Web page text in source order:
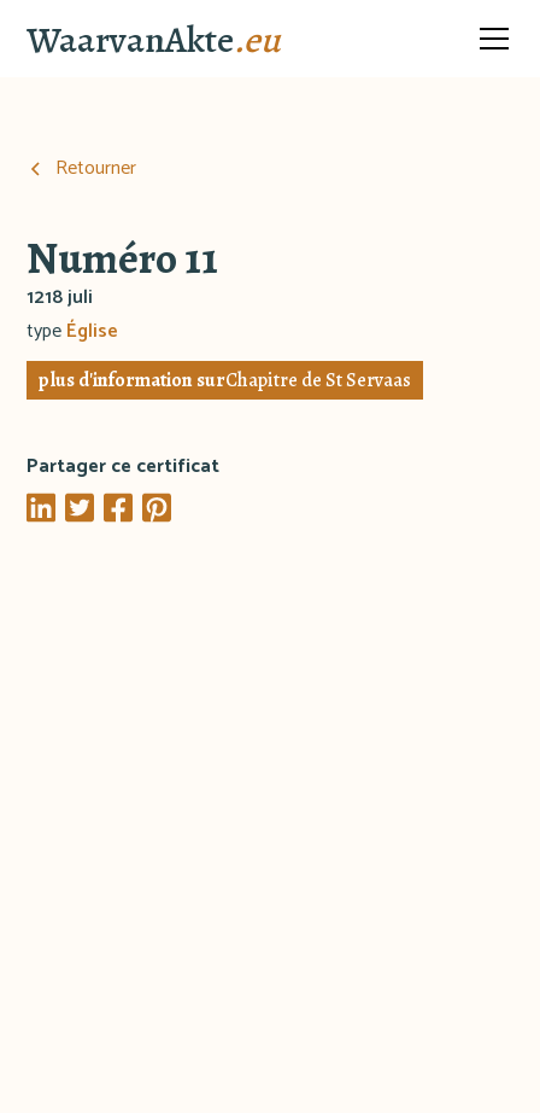
WaarvanAkte.eu
Retourner
Numéro 11
1218 juli
typeÉglise
plus d'information surChapitre de St Servaas
Partager ce certificat